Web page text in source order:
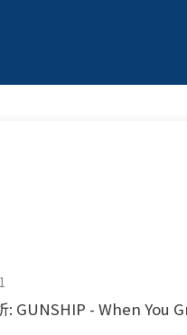
: GUNSHIP - When You